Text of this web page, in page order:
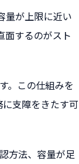
量が上限に近い
するのがスト
。この仕組みを
支障をきたす可
方法、容量が足